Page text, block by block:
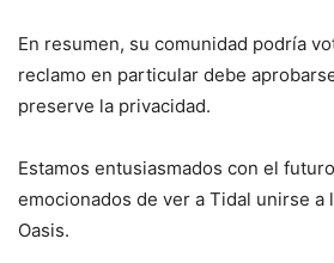
En resumen, su comunidad podría
reclamo en particular debe
preserve la privacidad.
Estamos entusiasmados con el
emocionados de ver a Tidal unirse a
Oasis.